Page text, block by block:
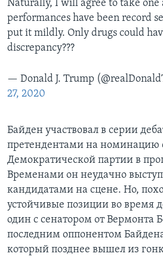
Naturally, I will agree to take one
performances have been record
put it mildly. Only drugs could
discrepancy???
— Donald J. Trump
27, 2020
Байден участвовал в серии
претендентами на номинацию
Демократической партии в
Временами он неудачно
кандидатами на сцене. Но,
устойчивые позиции во время
один с сенатором от Вермонта
последним оппонентом
который позднее вышел из